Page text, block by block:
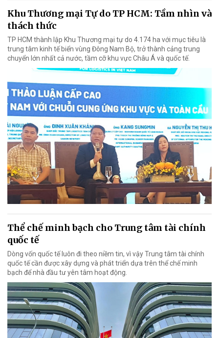
Khu Thương mại Tự do TP HCM: Tầm nhìn và
thách thức
TP HCM thành lập Khu Thương mại tự do 4.174 ha với mục tiêu là
trung tâm kinh tế biển vùng Đông Nam Bộ, trở thành cảng trung
chuyển lớn nhất cả nước, tầm cỡ khu vực Châu Á và quốc tế.
Thể chế minh bạch cho Trung tâm tài chính
quốc tế
Dòng vốn quốc tế luôn đi theo niềm tin, vì vậy Trung tâm tài chính
quốc tế cần được xây dựng và phát triển dựa trên thể chế minh
bạch để nhà đầu tư yên tâm hoạt động.